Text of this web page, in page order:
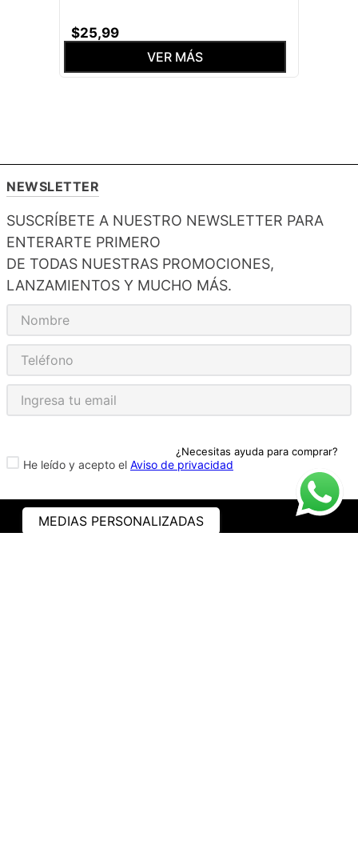
¿Necesitas ayuda para comprar?
$25,99
VER MÁS
NEWSLETTER
SUSCRÍBETE A NUESTRO NEWSLETTER PARA
ENTERARTE PRIMERO
DE TODAS NUESTRAS PROMOCIONES,
LANZAMIENTOS Y MUCHO MÁS.
He leído y acepto el Aviso de privacidad
MEDIAS PERSONALIZADAS